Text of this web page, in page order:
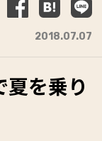
2018.07.07
を乗り